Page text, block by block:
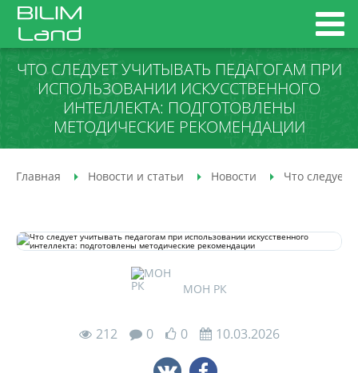
ЧТО СЛЕДУЕТ УЧИТЫВАТЬ ПЕДАГОГАМ ПРИ
ИСПОЛЬЗОВАНИИ ИСКУССТВЕННОГО
ИНТЕЛЛЕКТА: ПОДГОТОВЛЕНЫ
МЕТОДИЧЕСКИЕ РЕКОМЕНДАЦИИ
Главная Новости и статьи Новости Что следует
МОН РК
212 0 0 10.03.2026